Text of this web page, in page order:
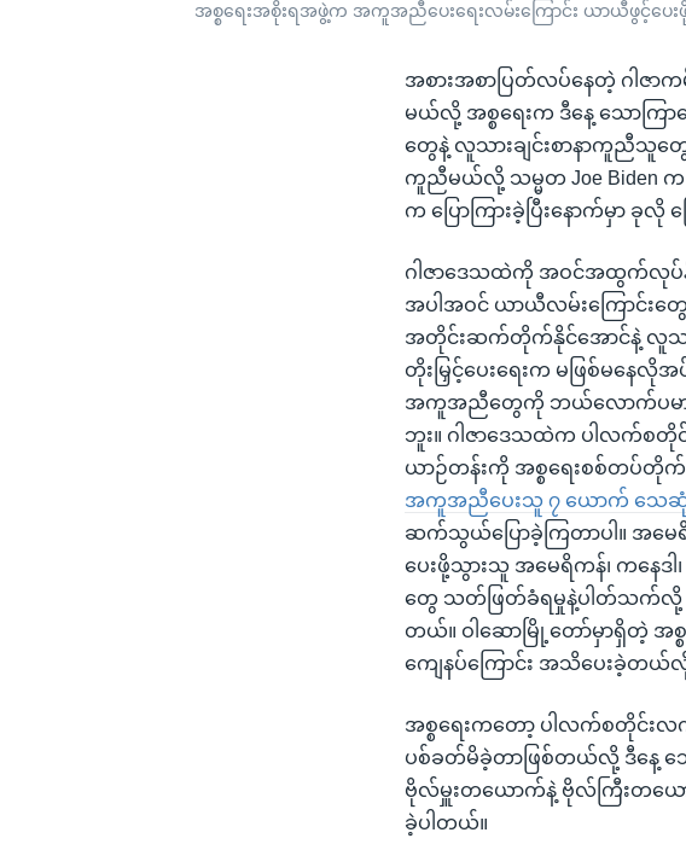
အစ္စရေးအစိုးရအဖွဲ့က အကူအညီပေးရေးလမ်းကြောင်း ယာယီဖွင့်ပေး
အစားအစာပြတ်လပ်နေတဲ့ ဂါဇာ
မယ်လို့ အစ္စရေးက ဒီနေ့ သောကြ
တွေနဲ့ လူသားချင်းစာနာကူညီသူ
ကူညီမယ်လို့ သမ္မတ Joe Biden က အ
က ပြောကြားခဲ့ပြီးနောက်မှာ ခုလို
ဂါဇာဒေသထဲကို အဝင်အထွက်လုပ်နို
အပါအဝင် ယာယီလမ်းကြောင်းတွ
အတိုင်းဆက်တိုက်နိုင်အောင်နဲ့ လူသာ
တိုးမြှင့်ပေးရေးက မဖြစ်မနေ
အကူအညီတွေကို ဘယ်လောက်ပမာဏ
ဘူး။ ဂါဇာဒေသထဲက ပါလက်
ယာဉ်တန်းကို အစ္စရေးစစ်တပ်
အကူအညီပေးသူ ၇ ယောက် သေဆုံ
ဆက်သွယ်ပြောခဲ့ကြတာပါ။ အမေ
ပေးဖို့သွားသူ အမေရိကန်၊ ကနေ
တွေ သတ်ဖြတ်ခံရမှုနဲ့ပါတ်သက်လို့ ရ
တယ်။ ဝါဆောမြို့တော်မှာရှိတဲ့ အ
ကျေနပ်ကြောင်း အသိပေးခဲ့တယ်လို့
အစ္စရေးကတော့ ပါလက်စတိုင်း
ပစ်ခတ်မိခဲ့တာဖြစ်တယ်လို့ ဒီနေ့ သေ
ဗိုလ်မှူးတယောက်နဲ့ ဗိုလ်ကြီးတ
ခဲ့ပါတယ်။